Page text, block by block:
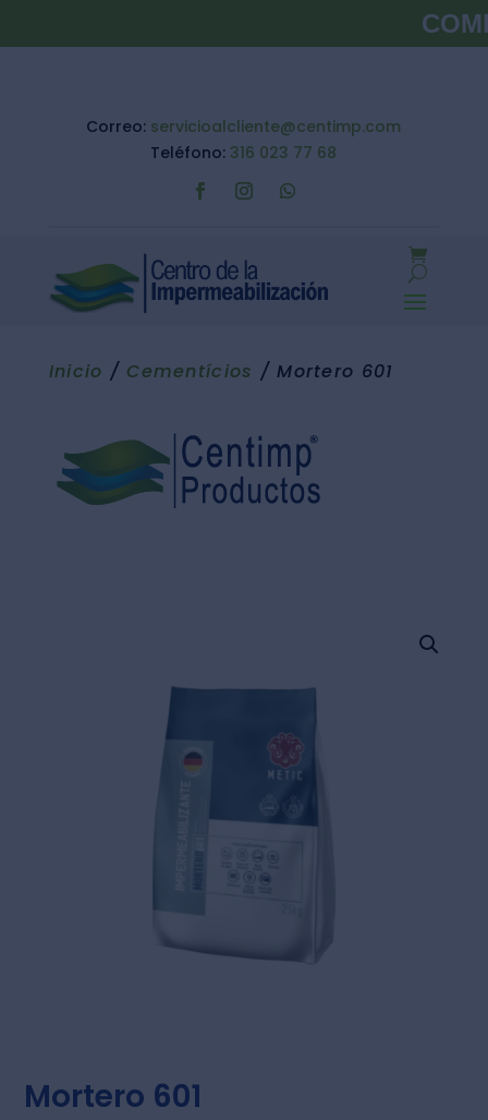
Correo: servicioalcliente@centimp.com
Teléfono: 316 023 77 68
Inicio / Cementícios / Mortero 601
Mortero 601